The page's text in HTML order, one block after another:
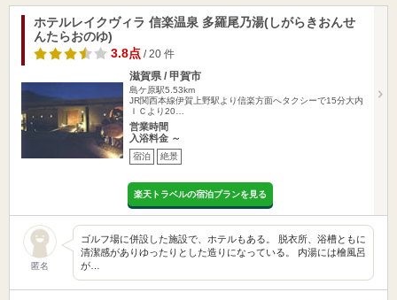
ホテルレイクヴィラ 信楽温泉 多羅尾乃湯(しがらきおんせ
んたらおのゆ)
3.8点 / 20 件
滋賀県 / 甲賀市
島ケ原駅5.53km
JR関西本線伊賀上野駅より信楽方面へタクシーで15分大内
ＩＣより20…
営業時間
入浴料金 ～
宿泊 絶景
楽天トラベルの宿泊プランを見る
匿名
ゴルフ場に併設した施設で、ホテルもある。 脱衣所、浴槽ともに
清潔感がありゆったりとした造りになっている。 内湯には檜風呂
が…